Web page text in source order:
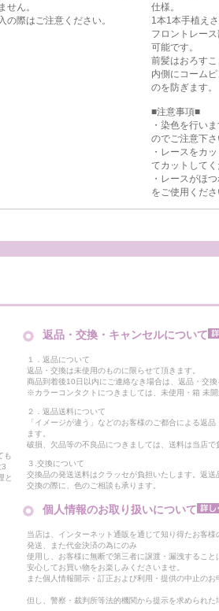
せん。
の際はご注意ください。
仕様。
1本1本手植え
フロントレー
可能です。
前髪はおろすこ
内側にコーム
のを防ぎます。
■注意事項■
・染色を行い
のでご注意下さ
・レースをカ
てカットしてく
・レースがほ
をご使用くださ
も
3
と
返品・交換・キャンセルについて
１．返品について
返品・交換は未使用のものに限らせて頂きます。
商品到着後10日以内にご連絡なき場合は、返品・交
※カラーコンタクトにつきましては、未使用・箱 未開
２．返品送料について
「イメージが違う」などのお客様のご都合による返
ます。
破損、欠品等の不良品につきましては、送料は当店で
３.交換について
交換品の発送送料はクラッセが負担いたします。返送
交換の際に、色のご相談も承ります。
個人情報のお取り扱いについて
当店は、インターネット通販を通じて知り得たお客
発送、また代金決済の為にのみ
使用し、お客様に無断で第三者に譲渡・漏洩すること
安心してお買い物をお楽しみくださいませ。
また個人情報開示・訂正および利用・提供の中止の
但し、警察・裁判所等法的機関から提示を求められた